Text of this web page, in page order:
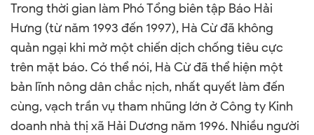
Trong thời gian làm Phó Tổng biên tập Báo Hải
Hưng (từ năm 1993 đến 1997), Hà Cừ đã không
quản ngại khi mở một chiến dịch chống tiêu cực
trên mặt báo. Có thể nói, Hà Cừ đã thể hiện một
bản lĩnh nông dân chắc nịch, nhất quyết làm đến
cùng, vạch trần vụ tham nhũng lớn ở Công ty Kinh
doanh nhà thị xã Hải Dương năm 1996. Nhiều người